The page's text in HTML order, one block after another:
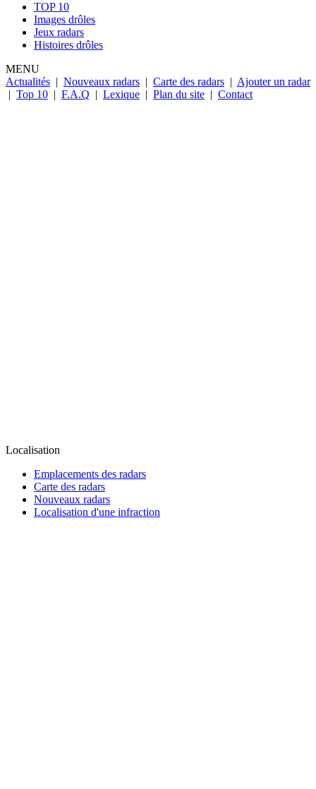
TOP 10
Images drôles
Jeux radars
Histoires drôles
MENU
Actualités | Nouveaux radars | Carte des radars | Ajouter un radar
| Top 10 | F.A.Q | Lexique | Plan du site | Contact
Localisation
Emplacements des radars
Carte des radars
Nouveaux radars
Localisation d'une infraction